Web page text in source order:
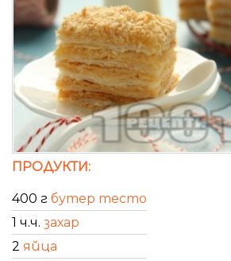
ПРОДУКТИ:
400 г бутер тесто
1 ч.ч. захар
2 яйца